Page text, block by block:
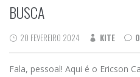
BUSCA
20 FEVEREIRO 2024 KITE
Fala, pessoal! Aqui é o Ericson